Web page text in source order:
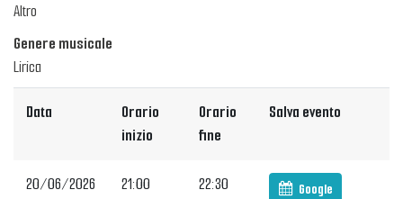
Altro
Genere musicale
Lirica
Data
Orario
inizio
Orario
fine
Salva evento
20/06/2026 21:00 22:30
Google